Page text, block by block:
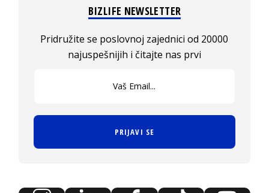
BIZLIFE NEWSLETTER
Pridružite se poslovnoj zajednici od 20000
najuspešnijih i čitajte nas prvi
PRIJAVI SE